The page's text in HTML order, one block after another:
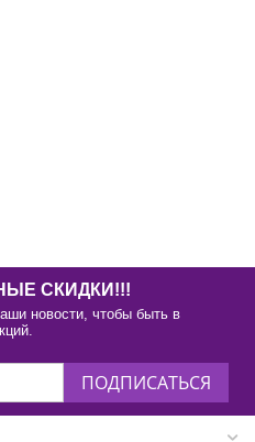
СКИДКИ!!!
новости, чтобы быть в
ПОДПИСАТЬСЯ